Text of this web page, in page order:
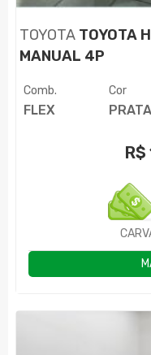
TOYOTA TOYOTA
MANUAL 4P
Comb.
FLEX
Cor
PRATA
R$